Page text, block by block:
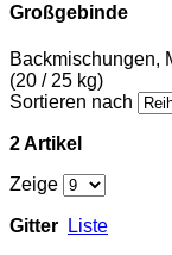
Großgebinde
Backmischungen,
(20 / 25 kg)
Sortieren nach
2 Artikel
Zeige
Gitter
Liste